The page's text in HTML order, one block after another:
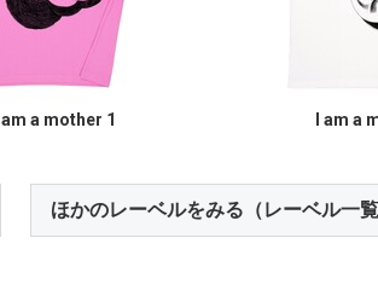
I am a mother 1 I am a
ほかのレーベルをみる（レーベル一覧